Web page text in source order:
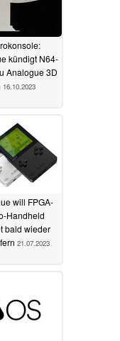
kündigt N64-
Analogue 3D
16.10.2023
will FPGA-
Handheld
bald wieder
21.07.2023